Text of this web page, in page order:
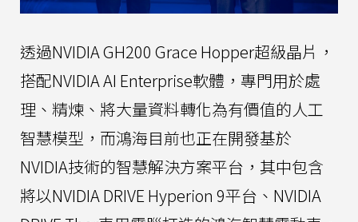
透過NVIDIA GH200 Grace Hopper超級晶片，
搭配NVIDIA AI Enterprise軟體，專門用於處
理、精煉、將大量資料轉化為有價值的人工
智慧模型，而鴻海目前也正在開發基於
NVIDIA技術的智慧解決方案平台，其中包含
將以NVIDIA DRIVE Hyperion 9平台、NVIDIA